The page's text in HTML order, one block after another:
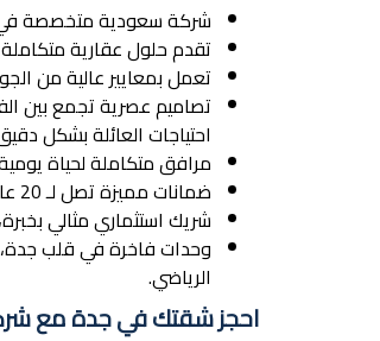
شركة سعودية متخصصة في
تقدم حلول عقارية متكاملة
تعمل بمعايير عالية من
تصاميم عصرية تجمع بين
احتياجات العائلة بشكل
مرافق متكاملة لحياة
ضمانات مميزة تصل لـ 20 عام على الوحدات السكنية، مما يعزز الثقة في المشروع.
شريك استثماري مثالي
وحدات فاخرة في قلب جدة،
الرياضي.
احجز شقتك في جدة مع